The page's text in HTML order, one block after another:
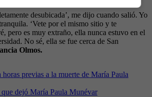
desubicada’, me dijo cuando salió. Yo
‘Vete por el mismo sitio y te
pero es muy extraño, ella nunca estuvo en el
No sé, ella se fue cerca de San
Olmos.
previas a la muerte de María Paula
dejó María Paula Munévar